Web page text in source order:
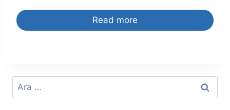
Read more
Arama: